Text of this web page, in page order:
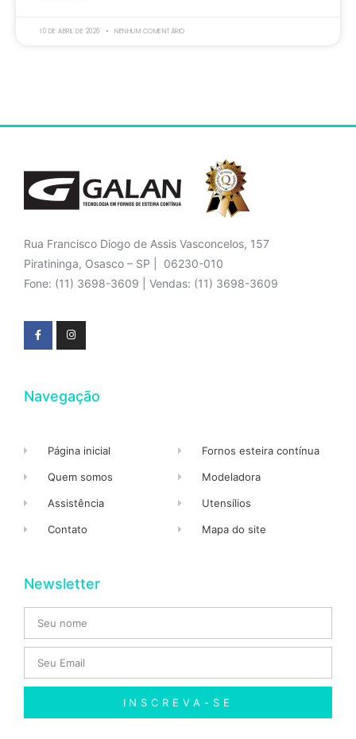
10 DE ABRIL DE 2026 NENHUM COMENTÁRIO
Rua Francisco Diogo de Assis Vasconcelos, 157
Piratininga, Osasco – SP | 06230-010
Fone: (11) 3698-3609 | Vendas: (11) 3698-3609
Navegação
Página inicial
Quem somos
Assistência
Contato
Fornos esteira contínua
Modeladora
Utensílios
Mapa do site
Newsletter
INSCREVA-SE